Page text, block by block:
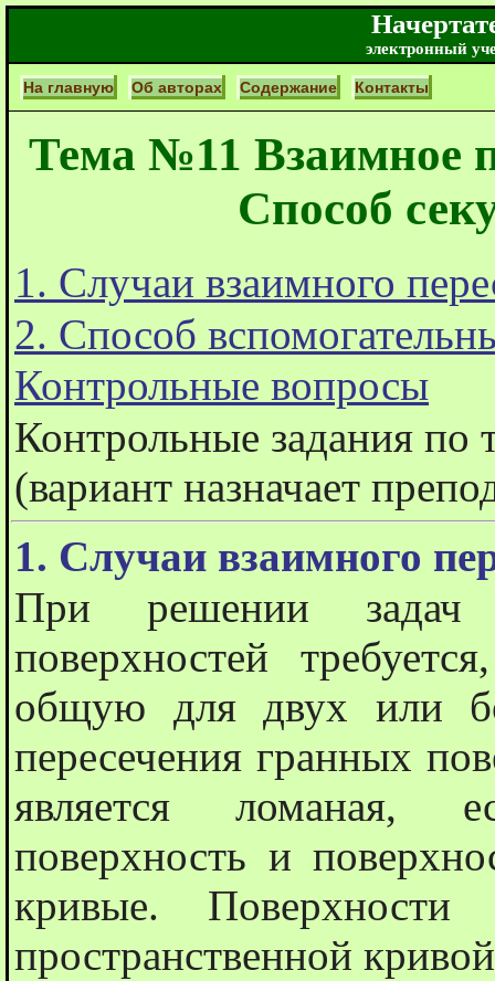
электронный
На главную Об авторах Содержание Контакты
Тема №11 Взаимное
Способ
1. Случаи взаимного
2. Способ
Контрольные вопросы
Контрольные задания по
(вариант назначает
1. Случаи взаимного
При решении задач
поверхностей
общую для двух или
пересечения гранных
является ломаная,
поверхность и
кривые. Поверхности
пространственной